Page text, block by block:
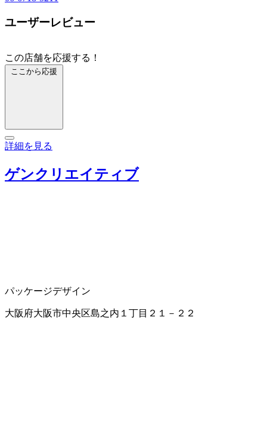
ユーザーレビュー
この店舗を応援する！
ここから応援
詳細を見る
ゲンクリエイティブ
パッケージデザイン
大阪府大阪市中央区島之内１丁目２１－２２